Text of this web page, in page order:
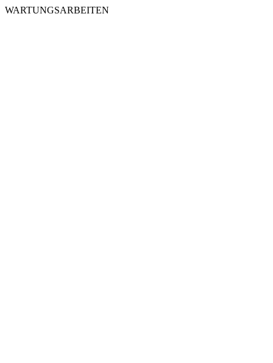
WARTUNGSARBEITEN